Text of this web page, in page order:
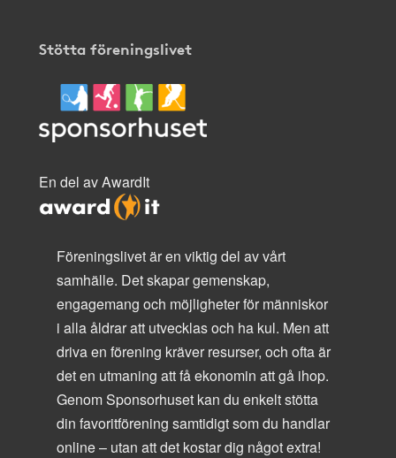
Stötta föreningslivet
En del av AwardIt
Föreningslivet är en viktig del av vårt
samhälle. Det skapar gemenskap,
engagemang och möjligheter för människor
i alla åldrar att utvecklas och ha kul. Men att
driva en förening kräver resurser, och ofta är
det en utmaning att få ekonomin att gå ihop.
Genom Sponsorhuset kan du enkelt stötta
din favoritförening samtidigt som du handlar
online – utan att det kostar dig något extra!